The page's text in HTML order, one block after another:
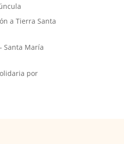
a Tierra Santa
Santa María
por